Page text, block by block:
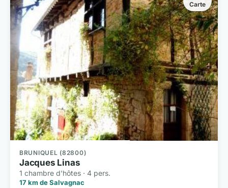
Carte
BRUNIQUEL (82800)
Jacques Linas
1 chambre d'hôtes · 4 pers.
17 km de Salvagnac